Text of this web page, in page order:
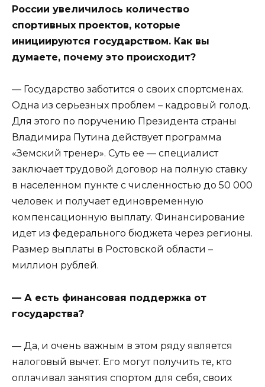
России увеличилось количество
спортивных проектов, которые
инициируются государством. Как вы
думаете, почему это происходит?
— Государство заботится о своих спортсменах.
Одна из серьезных проблем – кадровый голод.
Для этого по поручению Президента страны
Владимира Путина действует программа
«Земский тренер». Суть ее — специалист
заключает трудовой договор на полную ставку
в населенном пункте с численностью до 50 000
человек и получает единовременную
компенсационную выплату. Финансирование
идет из федерального бюджета через регионы.
Размер выплаты в Ростовской области –
миллион рублей.
— А есть финансовая поддержка от
государства?
— Да, и очень важным в этом ряду является
налоговый вычет. Его могут получить те, кто
оплачивал занятия спортом для себя, своих